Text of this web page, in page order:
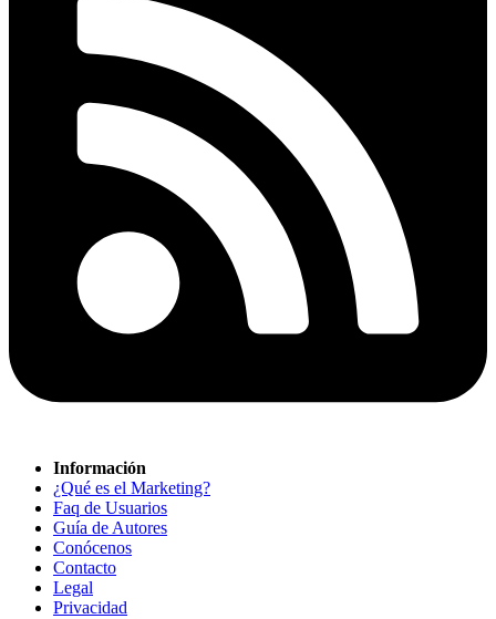
Información
¿Qué es el Marketing?
Faq de Usuarios
Guía de Autores
Conócenos
Contacto
Legal
Privacidad